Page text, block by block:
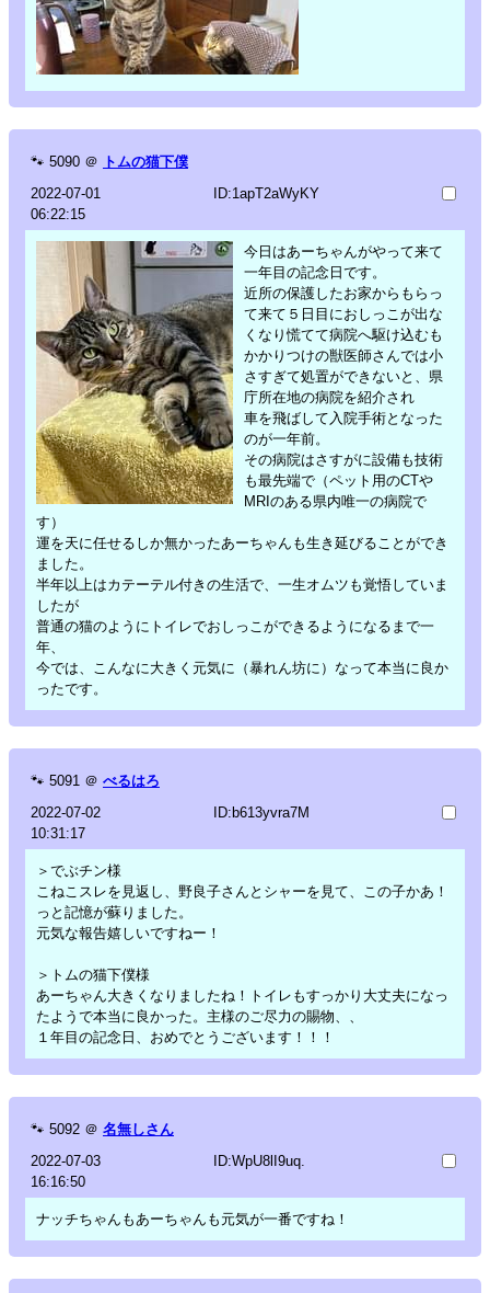
🐾 5090 ＠ トムの猫下僕
2022-07-01
06:22:15
ID:1apT2aWyKY
今日はあーちゃんがやって来て
一年目の記念日です。
近所の保護したお家からもらっ
て来て５日目におしっこが出な
くなり慌てて病院へ駆け込むも
かかりつけの獣医師さんでは小
さすぎて処置ができないと、県
庁所在地の病院を紹介され
車を飛ばして入院手術となった
のが一年前。
その病院はさすがに設備も技術
も最先端で（ペット用のCTや
MRIのある県内唯一の病院で
す）
運を天に任せるしか無かったあーちゃんも生き延びることができ
ました。
半年以上はカテーテル付きの生活で、一生オムツも覚悟していま
したが
普通の猫のようにトイレでおしっこができるようになるまで一
年、
今では、こんなに大きく元気に（暴れん坊に）なって本当に良か
ったです。
🐾 5091 ＠ べるはろ
2022-07-02
10:31:17
ID:b613yvra7M
＞でぶチン様
こねこスレを見返し、野良子さんとシャーを見て、この子かあ！
っと記憶が蘇りました。
元気な報告嬉しいですねー！
＞トムの猫下僕様
あーちゃん大きくなりましたね！トイレもすっかり大丈夫になっ
たようで本当に良かった。主様のご尽力の賜物、、
１年目の記念日、おめでとうございます！！！
🐾 5092 ＠ 名無しさん
2022-07-03
16:16:50
ID:WpU8lI9uq.
ナッチちゃんもあーちゃんも元気が一番ですね！